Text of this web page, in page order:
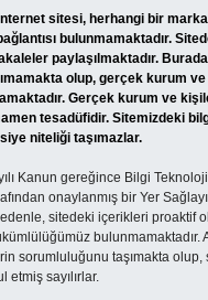
sitesi, herhangi bir
bulunmamaktadır.
paylaşılmaktadır.
olup, gerçek kurum
Gerçek kurum ve
tesadüfidir. Sitemizdeki
niteliği taşımazlar.
Kanun gereğince Bilgi
onaylanmış bir Yer
sitedeki içerikleri proaktif
bulunmamaktadır.
sorumluluğunu taşımakta
etmiş sayılırlar.